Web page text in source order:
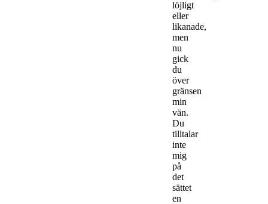
löjligt
eller
likanade,
men
nu
gick
du
över
gränsen
min
vän.
Du
tilltalar
inte
mig
på
det
sättet
en